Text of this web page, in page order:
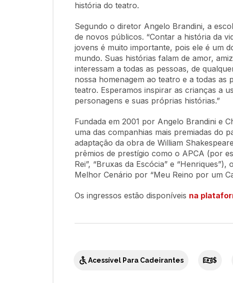
história do teatro.
Segundo o diretor Angelo Brandini, a
de novos públicos. “Contar a história da
jovens é muito importante, pois ele é um
mundo. Suas histórias falam de amor,
interessam a todas as pessoas, de
nossa homenagem ao teatro e a todas as
teatro. Esperamos inspirar as crianças a
personagens e suas próprias histórias.”
Fundada em 2001 por Angelo Brandini e
uma das companhias mais premiadas do
adaptação da obra de William
prêmios de prestígio como o APCA (por
Rei”, “Bruxas da Escócia” e
Melhor Cenário por “Meu Reino por um
Os ingressos estão disponíveis na
Acessível Para Cadeirantes $